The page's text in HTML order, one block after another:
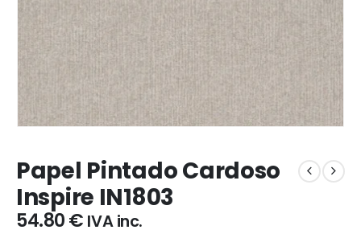
Papel Pintado Cardoso
Inspire IN1803
54.80€ IVA inc.